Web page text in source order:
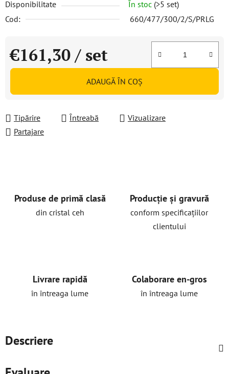
Disponibilitate În stoc (>5 set)
Cod:
660/477/300/2/S/PRLG
€161,30 / set
Evaluare preţ:
ADAUGĂ ÎN COŞ
Tipărire Întreabă
Vizualizare
Partajare
Produse de primă clasă
din cristal ceh
Producție și gravură
conform specificațiilor
clientului
Livrare rapidă
în întreaga lume
Colaborare en-gros
în întreaga lume
Descriere